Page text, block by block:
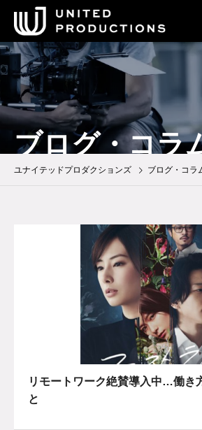
ブログ・コラ
ユナイテッドプロダクションズ ブログ・コラ
リモートワーク絶賛導入中…働き
と